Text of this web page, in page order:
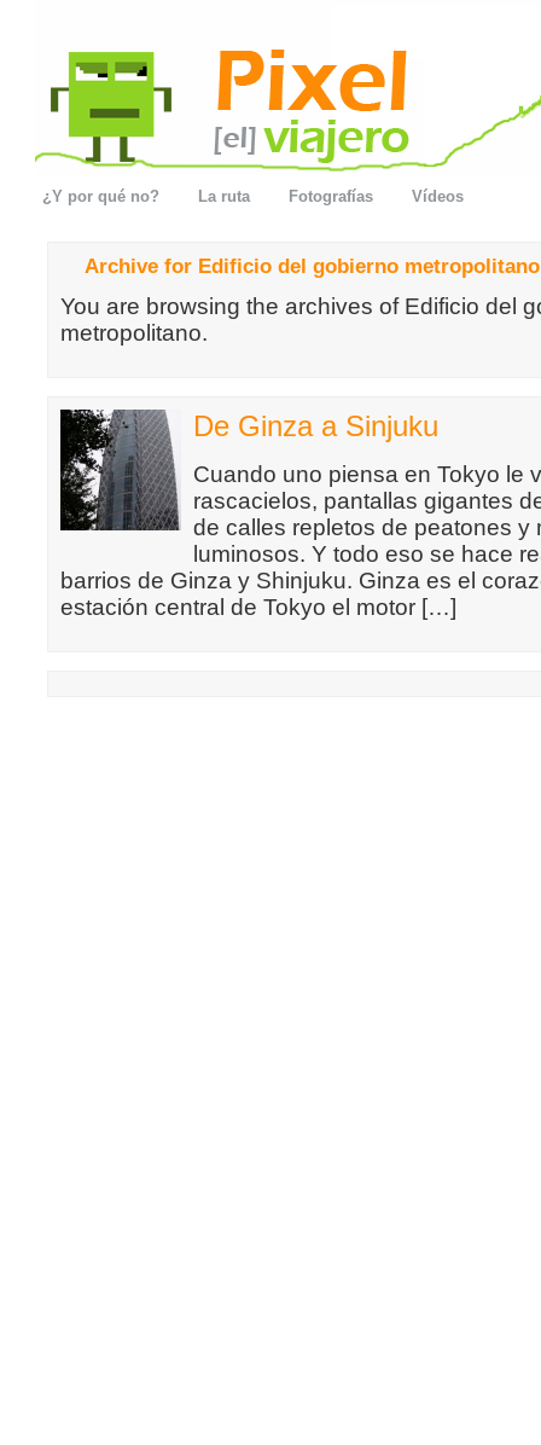
¿Y por qué no? La ruta Fotografías Vídeos
Archive for Edificio del gobierno metropolitano
You are browsing the archives of Edificio del
metropolitano.
De Ginza a Sinjuku
Cuando uno piensa en Tokyo le
rascacielos, pantallas gigantes
de calles repletos de peatones y
luminosos. Y todo eso se hace
barrios de Ginza y Shinjuku. Ginza es el
estación central de Tokyo el motor […]